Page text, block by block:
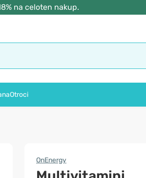
na celoten nakup.
Otroci
OnEnergy